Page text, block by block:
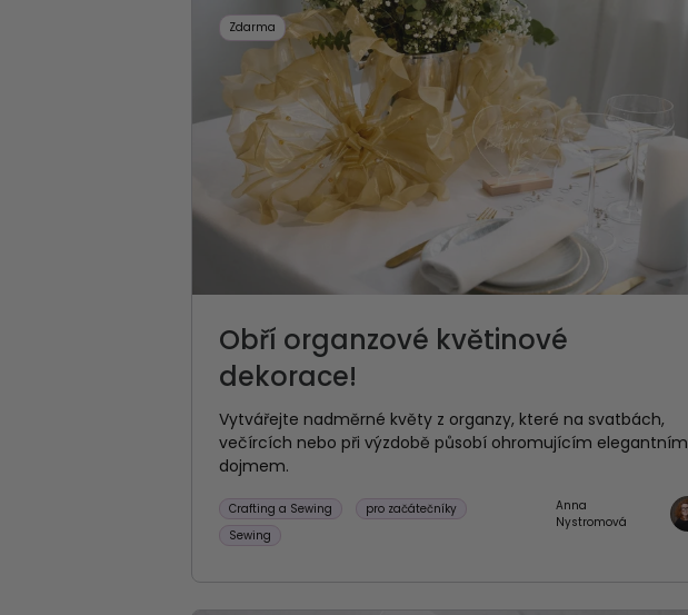
Zdarma
Obří organzové květinové
dekorace!
Vytvářejte nadměrné květy z organzy, které na svatbách,
večírcích nebo při výzdobě působí ohromujícím elegantním
dojmem.
Crafting a Sewing
pro začátečníky
Sewing
Anna
Nystromová